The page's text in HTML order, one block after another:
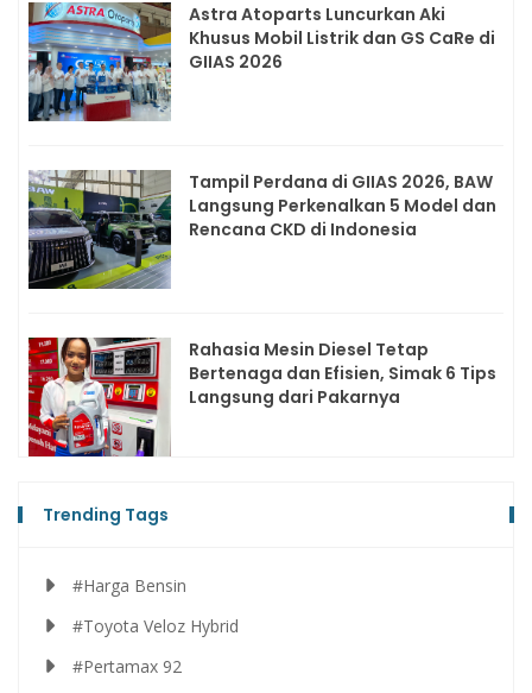
Astra Atoparts Luncurkan Aki
Khusus Mobil Listrik dan GS CaRe di
GIIAS 2026
Tampil Perdana di GIIAS 2026, BAW
Langsung Perkenalkan 5 Model dan
Rencana CKD di Indonesia
Rahasia Mesin Diesel Tetap
Bertenaga dan Efisien, Simak 6 Tips
Langsung dari Pakarnya
Trending Tags
#Harga Bensin
#Toyota Veloz Hybrid
#Pertamax 92